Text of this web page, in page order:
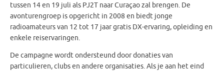
tussen 14 en 19 juli als PJ2T naar Curaçao zal brengen. De
avonturengroep is opgericht in 2008 en biedt jonge
radioamateurs van 12 tot 17 jaar gratis DX-ervaring, opleiding en
enkele reiservaringen.
De campagne wordt ondersteund door donaties van
particulieren, clubs en andere organisaties. Als je aan het eind